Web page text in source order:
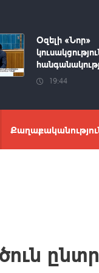
Օզելի «Նոր»
19:44